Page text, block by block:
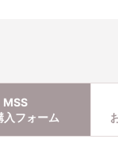
MSS
入フォーム